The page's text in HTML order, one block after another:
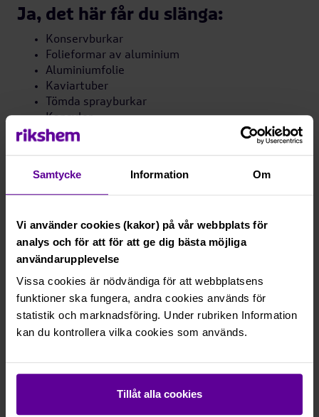
Samtycke Information Om
Vi använder cookies (kakor) på vår webbplats för
analys och för att för att ge dig bästa möjliga
användarupplevelse
Vissa cookies är nödvändiga för att webbplatsens
funktioner ska fungera, andra cookies används för
statistik och marknadsföring. Under rubriken Information
kan du kontrollera vilka cookies som används.
Tillåt alla cookies
Ja, det här får du slänga:
Konservburkar
Folieformar av aluminium
Aluminiumfolie
Kaviartuber
Tömda sprayburkar
Kapsyler
Lock
Nej, det här får du inte slänga:
Stekpannor
Kastruller